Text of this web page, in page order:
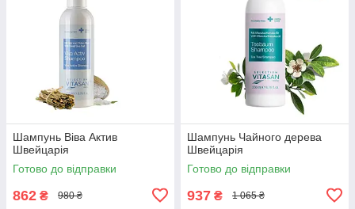
Шампунь Віва Актив
Швейцарія
Готово до відправки
862 ₴ 980 ₴
Шампунь Чайного дерева
Швейцарія
Готово до відправки
937 ₴ 1 065 ₴